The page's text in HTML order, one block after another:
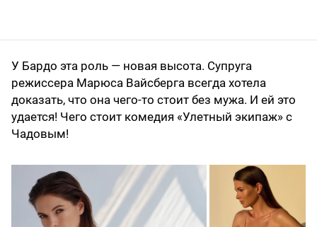
У Бардо эта роль — новая высота. Супруга
режиссера Марюса Вайсберга всегда хотела
доказать, что она чего-то стоит без мужа. И ей это
удается! Чего стоит комедия «Улетный экипаж» с
Чадовым!